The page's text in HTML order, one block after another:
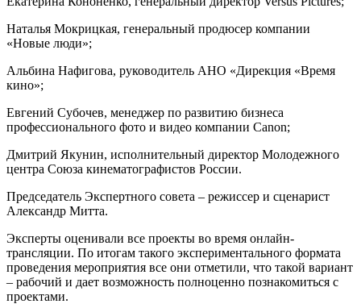
Наталья Мокрицкая, генеральный продюсер компании
«Новые люди»;
Альбина Нафигова, руководитель АНО «Дирекция «Время
кино»;
Евгений Субочев, менеджер по развитию бизнеса
профессионального фото и видео компании Canon;
Дмитрий Якунин, исполнительный директор Молодежного
центра Союза кинематографистов России.
Председатель Экспертного совета – режиссер и сценарист
Александр Митта.
Эксперты оценивали все проекты во время онлайн-
трансляции. По итогам такого экспериментального формата
проведения мероприятия все они отметили, что такой вариант
– рабочий и дает возможность полноценно познакомиться с
проектами.